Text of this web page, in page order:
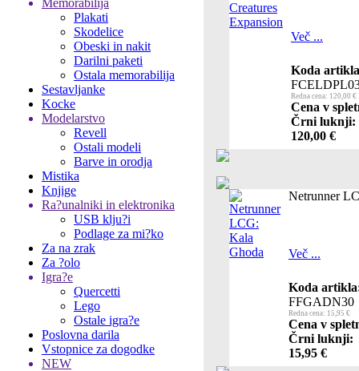
Memorabilija
Plakati
Skodelice
Obeski in nakit
Darilni paketi
Ostala memorabilija
Sestavljanke
Kocke
Modelarstvo
Revell
Ostali modeli
Barve in orodja
Mistika
Knjige
Ra?unalniki in elektronika
USB klju?i
Podlage za mi?ko
Za na zrak
Za ?olo
Igra?e
Quercetti
Lego
Ostale igra?e
Poslovna darila
Vstopnice za dogodke
NEW
Več ...
Koda
Redna cena: 120,00 €
Cena v
Črni luknji:
120,00 €
Netrunner
Več ...
Koda
FFGADN30
Redna cena: 15,95 €
Cena v
Črni luknji:
15,95 €